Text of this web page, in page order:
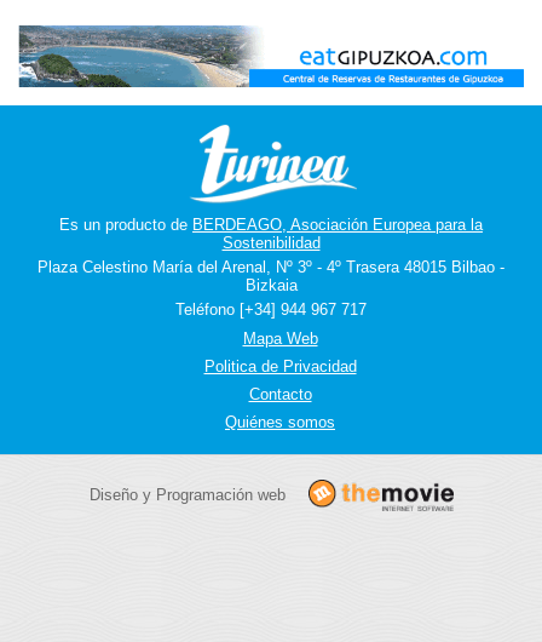
Es un producto de BERDEAGO, Asociación Europea para la
Sostenibilidad
Plaza Celestino María del Arenal, Nº 3º - 4º Trasera 48015 Bilbao -
Bizkaia
Teléfono [+34] 944 967 717
Mapa Web
Politica de Privacidad
Contacto
Quiénes somos
Diseño y Programación web